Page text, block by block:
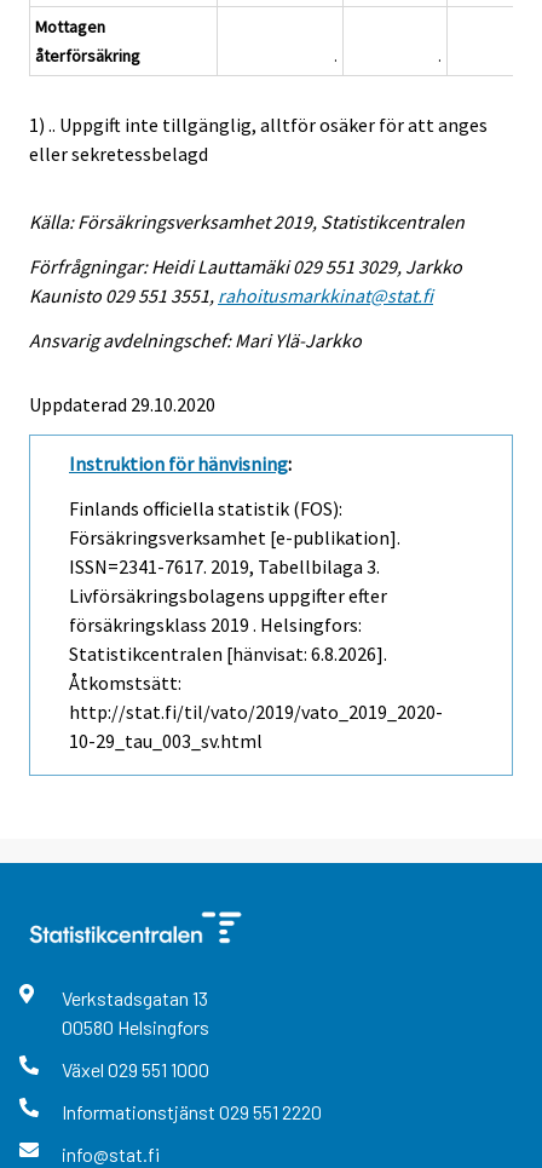
Mottagen
återförsäkring
. .
1) .. Uppgift inte tillgänglig, alltför osäker för att anges
eller sekretessbelagd
Källa: Försäkringsverksamhet 2019, Statistikcentralen
Förfrågningar: Heidi Lauttamäki 029 551 3029, Jarkko
Kaunisto 029 551 3551, rahoitusmarkkinat@stat.fi
Ansvarig avdelningschef: Mari Ylä-Jarkko
Uppdaterad 29.10.2020
Instruktion för hänvisning:
Finlands officiella statistik (FOS):
Försäkringsverksamhet [e-publikation].
ISSN=2341-7617. 2019, Tabellbilaga 3.
Livförsäkringsbolagens uppgifter efter
försäkringsklass 2019 . Helsingfors:
Statistikcentralen [hänvisat: 6.8.2026].
Åtkomstsätt:
http://stat.fi/til/vato/2019/vato_2019_2020-
10-29_tau_003_sv.html
Verkstadsgatan 13
00580 Helsingfors
Växel 029 551 1000
Informationstjänst 029 551 2220
info@stat.fi